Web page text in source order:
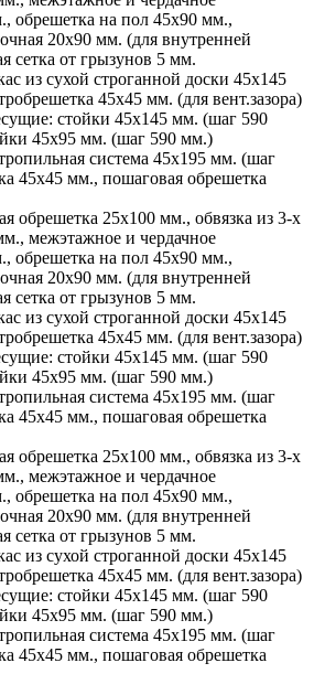
обрешетка на пол 45х90 мм.,
20х90 мм. (для внутренней
сетка от грызунов 5 мм.
из сухой строганной доски 45х145
45х45 мм. (для вент.зазора)
стойки 45х145 мм. (шаг 590
45х95 мм. (шаг 590 мм.)
система 45х195 мм. (шаг
45х45 мм., пошаговая обрешетка
обрешетка 25х100 мм., обвязка из 3-х
межэтажное и чердачное
обрешетка на пол 45х90 мм.,
20х90 мм. (для внутренней
сетка от грызунов 5 мм.
из сухой строганной доски 45х145
45х45 мм. (для вент.зазора)
стойки 45х145 мм. (шаг 590
45х95 мм. (шаг 590 мм.)
система 45х195 мм. (шаг
45х45 мм., пошаговая обрешетка
обрешетка 25х100 мм., обвязка из 3-х
межэтажное и чердачное
обрешетка на пол 45х90 мм.,
20х90 мм. (для внутренней
сетка от грызунов 5 мм.
из сухой строганной доски 45х145
45х45 мм. (для вент.зазора)
стойки 45х145 мм. (шаг 590
45х95 мм. (шаг 590 мм.)
система 45х195 мм. (шаг
45х45 мм., пошаговая обрешетка